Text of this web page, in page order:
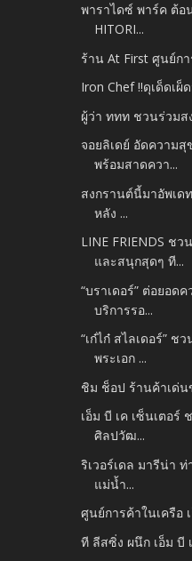
พาราไดซ์ พาร์ค ต้
HITORI...
ร้าน At First ศูนย์กา
Iron Chef !!ดุเด็ดเผ็
ผู้ว่า ททท ชวนร่วม
จอยลิเดย์ อัดความ
พร้อมสาดควา...
สงกรานต์นี้มาอัพเด
หลัง ...
LINE FRIENDS ช
และสนุกสุดๆ ที...
“บราเดอร์” ต่อยอด
บริการรอ...
“เก๋ไก๋ สไลเดอร์” ช
พระเอก ...
ชิม ช็อป ร้านค้าเด่น
เอ็ม บี เค เซ็นเตอ
ศิลปวัฒ...
ริเวอร์เดล มารีน่า
แม่น้ำ...
ศูนย์การค้าในเครือ
ที ลีสซิ่ง ผนึก เอ็ม บี